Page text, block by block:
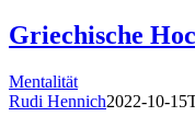
Griechische
Mentalität
Rudi Hennich2022-10-